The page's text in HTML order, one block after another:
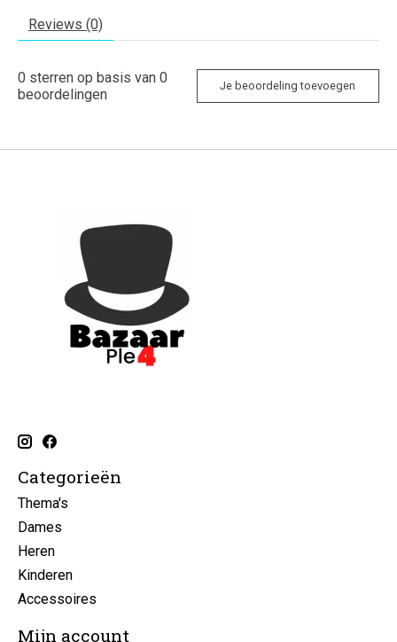
Reviews (0)
0 sterren op basis van 0
beoordelingen
Je beoordeling toevoegen
Categorieën
Thema's
Dames
Heren
Kinderen
Accessoires
Mijn account